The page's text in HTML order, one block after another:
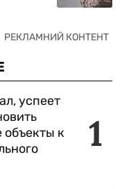
1
успеет
объекты к